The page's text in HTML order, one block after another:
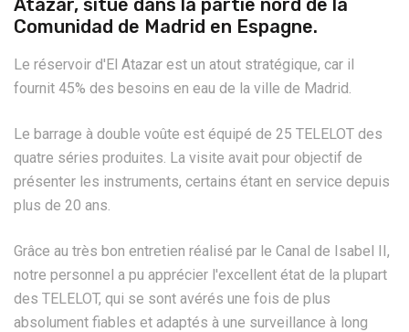
Atazar, situé dans la partie nord de la
Comunidad de Madrid en Espagne.
Le réservoir d'El Atazar est un atout stratégique, car il
fournit 45% des besoins en eau de la ville de Madrid.
Le barrage à double voûte est équipé de 25 TELELOT des
quatre séries produites. La visite avait pour objectif de
présenter les instruments, certains étant en service depuis
plus de 20 ans.
Grâce au très bon entretien réalisé par le Canal de Isabel II,
notre personnel a pu apprécier l'excellent état de la plupart
des TELELOT, qui se sont avérés une fois de plus
absolument fiables et adaptés à une surveillance à long